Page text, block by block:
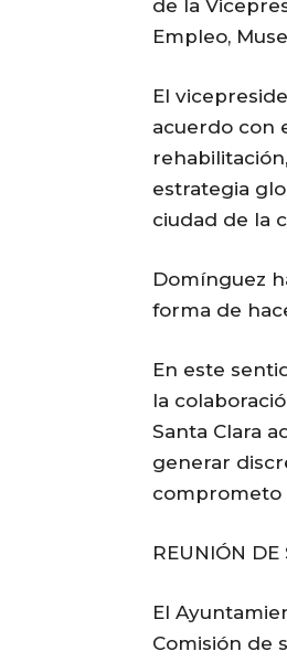
de la
Empleo,
El
acuerdo con
estrategia
ciudad de la
Domínguez
forma de
En este
la
Santa Clara
generar
comprometo
REUNIÓN DE
El
Comisión de